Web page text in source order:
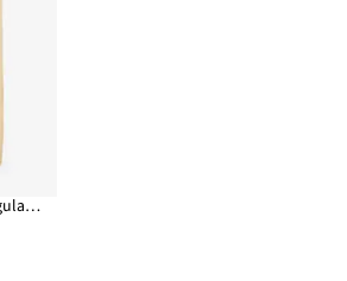
Instapbroek van katoen, regular fit (set van 2)